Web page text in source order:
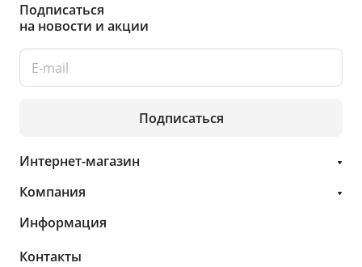
Подписаться
на новости и акции
Подписаться
Интернет-магазин
Компания
Информация
Контакты